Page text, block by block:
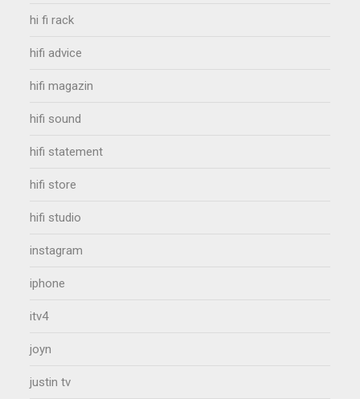
hi fi rack
hifi advice
hifi magazin
hifi sound
hifi statement
hifi store
hifi studio
instagram
iphone
itv4
joyn
justin tv